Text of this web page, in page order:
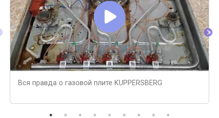
Вся правда о газовой плите KUPPERSBERG